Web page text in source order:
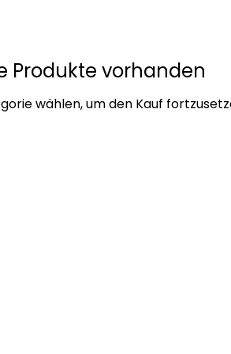
Produkte vorhanden
wählen, um den Kauf